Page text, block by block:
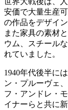
安価で大量生産
の作品をデザイ
また家具の素材
ウム、スチール
れていました。
1940年代後半に
ン・プルーヴェ
フ・アンドレ・
イナーらと共に